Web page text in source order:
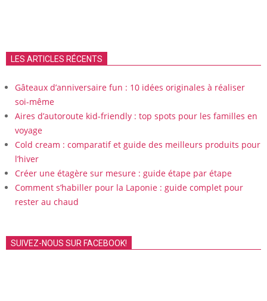
LES ARTICLES RÉCENTS
Gâteaux d’anniversaire fun : 10 idées originales à réaliser
soi-même
Aires d’autoroute kid-friendly : top spots pour les familles en
voyage
Cold cream : comparatif et guide des meilleurs produits pour
l’hiver
Créer une étagère sur mesure : guide étape par étape
Comment s’habiller pour la Laponie : guide complet pour
rester au chaud
SUIVEZ-NOUS SUR FACEBOOK!